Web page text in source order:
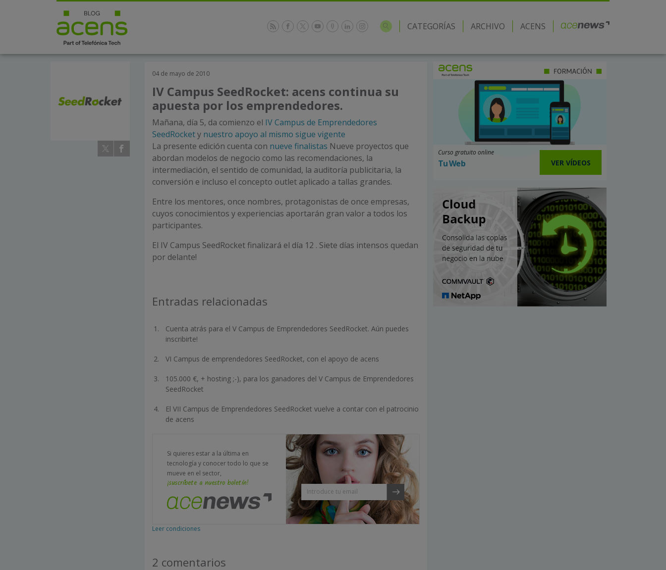
CATEGORÍAS ARCHIVO ACENS
04 de mayo de 2010
IV Campus SeedRocket: acens continua su
apuesta por los emprendedores.
Mañana, día 5, da comienzo el IV Campus de Emprendedores
SeedRockety nuestro apoyo al mismo sigue vigente
La presente edición cuenta con nueve finalistas Nueve proyectos que
abordan modelos de negocio como las recomendaciones, la
intermediación, el sentido de comunidad, la auditoría publicitaria, la
conversión e incluso el concepto outlet aplicado a tallas grandes.
Entre los mentores, once nombres, protagonistas de once empresas,
cuyos conocimientos y experiencias aportarán gran valor a todos los
participantes.
El IV Campus SeedRocket finalizará el día 12 . Siete días intensos quedan
por delante!
Entradas relacionadas
Cuenta atrás para el V Campus de Emprendedores SeedRocket. Aún puedes
inscribirte!
VI Campus de emprendedores SeedRocket, con el apoyo de acens
105.000 €, + hosting ;-), para los ganadores del V Campus de Emprendedores
SeedRocket
El VII Campus de Emprendedores SeedRocket vuelve a contar con el patrocinio
de acens
Si quieres estar a la última en
tecnología y conocer todo lo que se
mueve en el sector,
¡suscríbete a nuestro boletín!
Leer condiciones
2 comentarios
Curso gratuito online
Tu Web VER VÍDEOS